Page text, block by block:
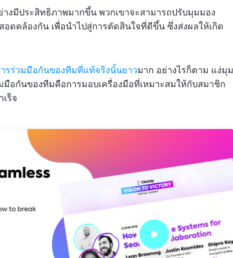
งมีประสิทธิภาพมากขึ้น พวกเขาจะสามารถปรับมุมมอง
ดคล้องกัน เพื่อนำไปสู่การตัดสินใจที่ดีขึ้น ซึ่งส่งผลให้เกิด
รร่วมมือกันของทีมที่แท้จริงนั้นยาวมาก อย่างไรก็ตาม แง่มุม
อกันของทีมคือการมอบเครื่องมือที่เหมาะสมให้กับสมาชิก
ร็จ